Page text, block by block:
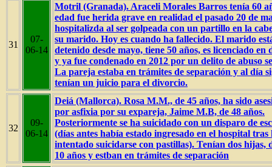
31
07-
06-14
Motril (Granada). Araceli Morales Barros tenía 60
edad fue herida grave en realidad el pasado 20 de
hospitalizda al ser golpeada con un partillo en la
su marido. Hoy es cuando ha fallecido. El marido
detenido desde mayo, tiene 50 años, es licenciado en
y ya fue condenado en 2012 por un delito de abuso
La pareja estaba en trámites de separación y al día
tenían un juicio para el divorcio.
32
09-
06-14
Deiá (Mallorca). Rosa M.M., de 45 años, ha sido
por asfixia por su expareja, Jaime M.B, de 48 años.
Posteriormente se ha suicidado con un disparo de
(días antes había estado ingresado en el hospital tras
intentado suicidarse con pastillas). Tenían dos hijas,
10 años y estban en trámites de separación